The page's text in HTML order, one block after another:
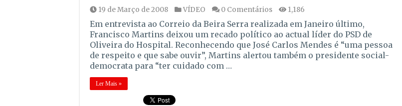
19 de Março de 2008 VÍDEO 0 Comentários 1,186
Em entrevista ao Correio da Beira Serra realizada em Janeiro último,
Francisco Martins deixou um recado político ao actual líder do PSD de
Oliveira do Hospital. Reconhecendo que José Carlos Mendes é “uma pessoa
de respeito e que sabe ouvir”, Martins alertou também o presidente social-
democrata para “ter cuidado com …
Ler Mais »